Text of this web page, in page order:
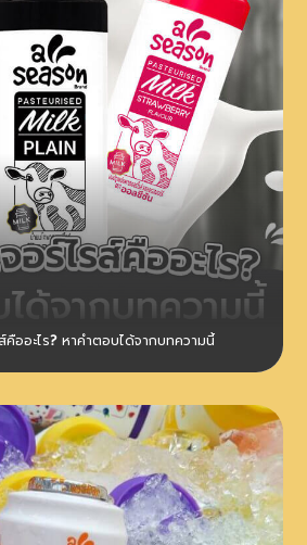
คืออะไร? หาคำตอบได้จากบทความนี้